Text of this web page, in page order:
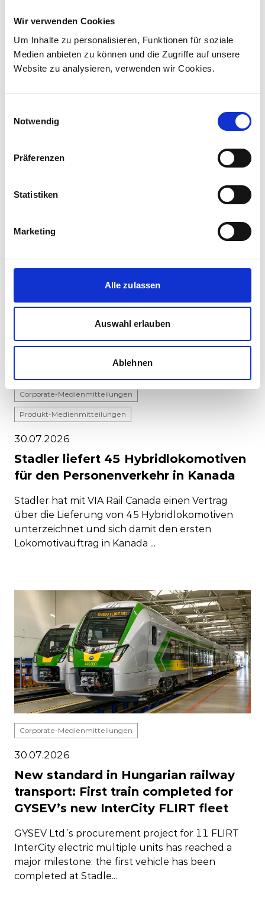
Wir verwenden Cookies
Um Inhalte zu personalisieren, Funktionen für soziale
Medien anbieten zu können und die Zugriffe auf unsere
Website zu analysieren, verwenden wir Cookies.
Notwendig
Präferenzen
Statistiken
Marketing
Alle zulassen
Auswahl erlauben
Ablehnen
Technisch optimiertes Fahrzeug auf
Bedürfnisse des Betreibers
Einsatz von wartungsfreien Komponenten
Medienmitteilungen
Corporate-Medienmitteilungen
Produkt-Medienmitteilungen
30.07.2026
Stadler liefert 45 Hybridlokomotiven
für den Personenverkehr in Kanada
Stadler hat mit VIA Rail Canada einen Vertrag
über die Lieferung von 45 Hybridlokomotiven
unterzeichnet und sich damit den ersten
Lokomotivauftrag in Kanada ...
Corporate-Medienmitteilungen
30.07.2026
New standard in Hungarian railway
transport: First train completed for
GYSEV’s new InterCity FLIRT fleet
GYSEV Ltd.’s procurement project for 11 FLIRT
InterCity electric multiple units has reached a
major milestone: the first vehicle has been
completed at Stadle...